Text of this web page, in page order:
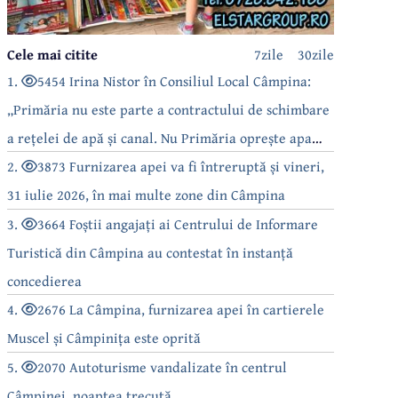
30zile
7zile
Cele mai citite
1.
5454 Irina Nistor în Consiliul Local Câmpina:
„Primăria nu este parte a contractului de schimbare
a rețelei de apă și canal. Nu Primăria oprește apa
câmpinenilor!”
2.
3873 Furnizarea apei va fi întreruptă și vineri,
31 iulie 2026, în mai multe zone din Câmpina
3.
3664 Foștii angajați ai Centrului de Informare
Turistică din Câmpina au contestat în instanță
concedierea
4.
2676 La Câmpina, furnizarea apei în cartierele
Muscel și Câmpinița este oprită
5.
2070 Autoturisme vandalizate în centrul